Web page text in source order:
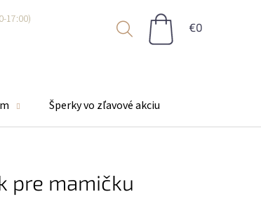
NÁKUPNÝ
Šperky vo zľavové akciu
pre mamičku